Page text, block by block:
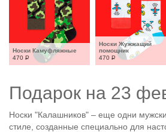
Носки Камуфляжные
470 Р
Носки Жужжащий
помощник
470 Р
Подарок на 23
Носки "Калашников" – еще одни
стиле, созданные специально для